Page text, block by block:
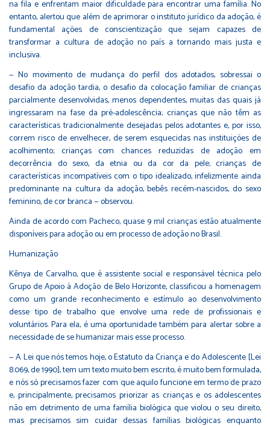
na fila e enfrentam maior dificuldade para encontrar uma família. No
entanto, alertou que além de aprimorar o instituto jurídico da adoção, é
fundamental ações de conscientização que sejam capazes de
transformar a cultura de adoção no país a tornando mais justa e
inclusiva.
— No movimento de mudança do perfil dos adotados, sobressai o
desafio da adoção tardia, o desafio da colocação familiar de crianças
parcialmente desenvolvidas, menos dependentes, muitas das quais já
ingressaram na fase da pré-adolescência; crianças que não têm as
características tradicionalmente desejadas pelos adotantes e, por isso,
correm risco de envelhecer, de serem esquecidas nas instituições de
acolhimento; crianças com chances reduzidas de adoção em
decorrência do sexo, da etnia ou da cor da pele; crianças de
características incompatíveis com o tipo idealizado, infelizmente ainda
predominante na cultura da adoção, bebês recém-nascidos, do sexo
feminino, de cor branca — observou.
Ainda de acordo com Pacheco, quase 9 mil crianças estão atualmente
disponíveis para adoção ou em processo de adoção no Brasil.
Humanização
Kênya de Carvalho, que é assistente social e responsável técnica pelo
Grupo de Apoio à Adoção de Belo Horizonte, classificou a homenagem
como um grande reconhecimento e estímulo ao desenvolvimento
desse tipo de trabalho que envolve uma rede de profissionais e
voluntários. Para ela, é uma oportunidade também para alertar sobre a
necessidade de se humanizar mais esse processo.
— A Lei que nós temos hoje, o Estatuto da Criança e do Adolescente [Lei
8.069, de 1990], tem um texto muito bem escrito, é muito bem formulada,
e nós só precisamos fazer com que aquilo funcione em termo de prazo
e, principalmente, precisamos priorizar as crianças e os adolescentes
não em detrimento de uma família biológica que violou o seu direito,
mas precisamos sim cuidar dessas famílias biológicas enquanto